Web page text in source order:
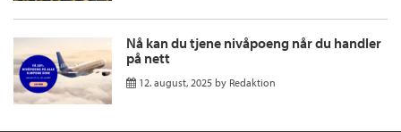
Nå kan du tjene nivåpoeng når du handler
på nett
12. august, 2025 by Redaktion